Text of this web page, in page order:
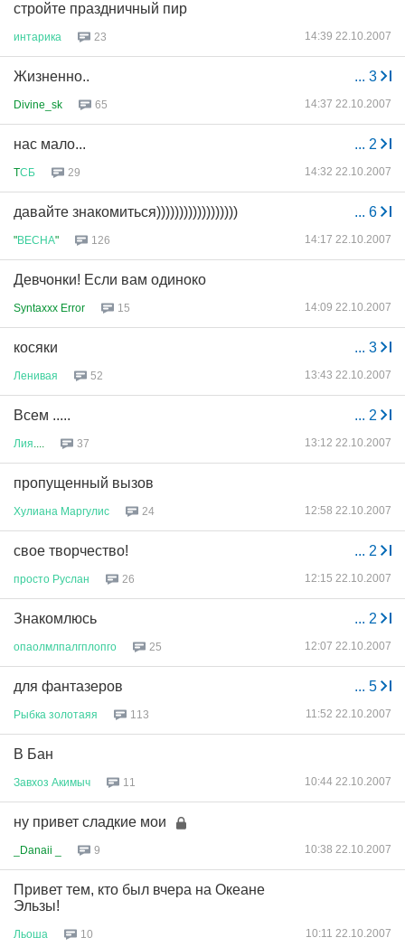
стройте праздничный пир
интарика 23 14:39 22.10.2007
... 3
Жизненно..
Divine_sk 65 14:37 22.10.2007
... 2
нас мало...
TСБ 29 14:32 22.10.2007
... 6
давайте знакомиться))))))))))))))))))
"ВЕСНА" 126 14:17 22.10.2007
Девчонки! Если вам одиноко
Syntaxxx Error 15 14:09 22.10.2007
... 3
косяки
Ленивая 52 13:43 22.10.2007
... 2
Всем .....
Лия 37 13:12 22.10.2007
пропущенный вызов
Хулиана Маргулис 24 12:58 22.10.2007
... 2
свое творчество!
просто Руслан 26 12:15 22.10.2007
... 2
Знакомлюсь
опаолмлпалгплопго 25 12:07 22.10.2007
... 5
для фантазеров
Рыбка золотаяя 113 11:52 22.10.2007
В Бан
Завхоз Акимыч 11 10:44 22.10.2007
ну привет сладкие мои
_Danaii _ 9 10:38 22.10.2007
Привет тем, кто был вчера на Океане
Эльзы!
Льоша 10 10:11 22.10.2007